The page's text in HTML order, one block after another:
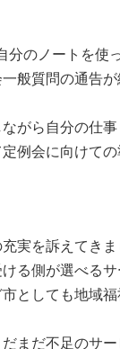
のノートを使
般質問の通告
がら自分の仕
例会に向けて
実を訴えてきま
る側が選べる
としても地域
まだ不足のサ